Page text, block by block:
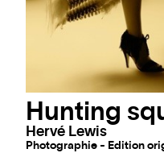
Hunting
Hervé Lewis
Photographie - Edition